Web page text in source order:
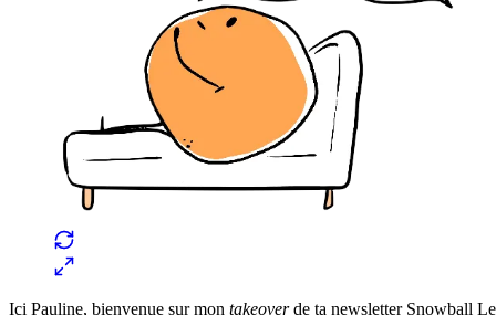
Ici Pauline, bienvenue sur mon takeoverde ta newsletter Snowball